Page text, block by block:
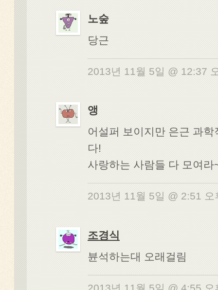
노숲
당근
2013년 11월 5일 @ 12:37
앵
어설퍼 보이지만 은근 과
다!
사랑하는 사람들 다 모여라
2013년 11월 5일 @ 2:51
조경식
뷴석하는대 오래걸림
2013년 11월 5일 @ 4:55